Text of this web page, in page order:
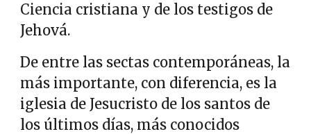
Ciencia cristiana y de los testigos de
Jehová.
De entre las sectas contemporáneas, la
más importante, con diferencia, es la
iglesia de Jesucristo de los santos de
los últimos días, más conocidos